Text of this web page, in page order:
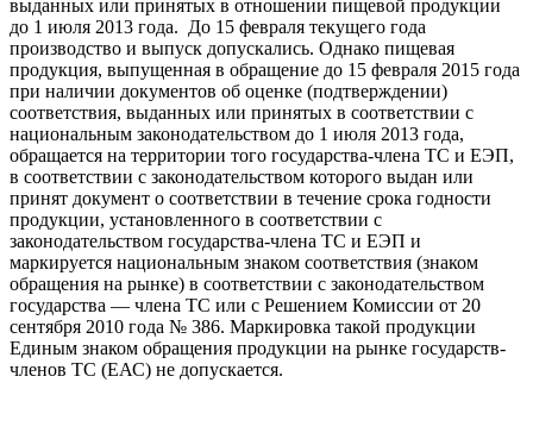
выданных или принятых в отношении пищевой продукции
до 1 июля 2013 года. До 15 февраля текущего года
производство и выпуск допускались. Однако пищевая
продукция, выпущенная в обращение до 15 февраля 2015 года
при наличии документов об оценке (подтверждении)
соответствия, выданных или принятых в соответствии с
национальным законодательством до 1 июля 2013 года,
обращается на территории того государства-члена ТС и ЕЭП,
в соответствии с законодательством которого выдан или
принят документ о соответствии в течение срока годности
продукции, установленного в соответствии с
законодательством государства-члена ТС и ЕЭП и
маркируется национальным знаком соответствия (знаком
обращения на рынке) в соответствии с законодательством
государства — члена ТС или с Решением Комиссии от 20
сентября 2010 года № 386. Маркировка такой продукции
Единым знаком обращения продукции на рынке государств-
членов ТС (ЕАС) не допускается.